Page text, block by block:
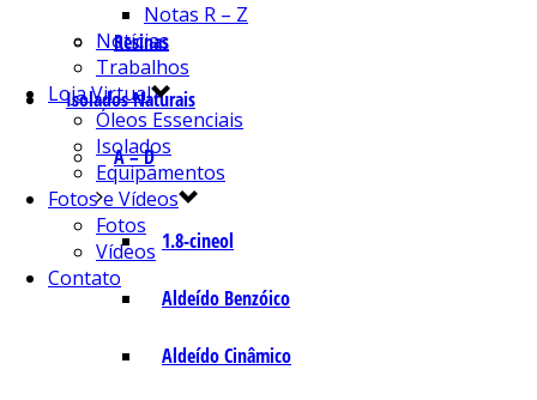
Resinas
Isolados Naturais
A – D
1.8-cineol
Aldeído Benzóico
Aldeído Cinâmico
Notas R – Z
Notícias
Trabalhos
Loja Virtual
Óleos Essenciais
Isolados
Equipamentos
Fotos e Vídeos
Fotos
Vídeos
Contato